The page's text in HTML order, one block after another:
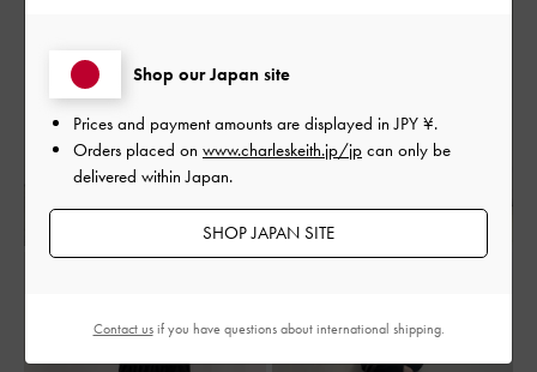
Shop our Japan site
Prices and payment amounts are displayed inJPY ¥.
Orders placed on www.charleskeith.jp/jp can only be
delivered within Japan.
SHOP JAPAN SITE
Contact usif you have questions about international shipping.